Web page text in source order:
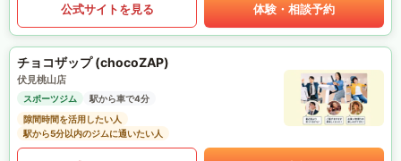
公式サイトを見る 体験・相談予約
チョコザップ (chocoZAP)
伏見桃山店
スポーツジム
駅から車で4分
隙間時間を活用したい人
駅から5分以内のジムに通いたい人